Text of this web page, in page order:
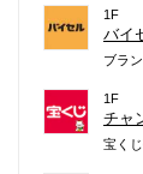
1F
バイ
ブラ
1F
チャ
宝く